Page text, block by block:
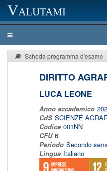
Valutami
Scheda programma d'esame
DIRITTO
LUCA LEONE
Anno accademico
CdS SCIENZE
Codice 001NN
CFU 6
Periodo Secondo
Lingua Italiano